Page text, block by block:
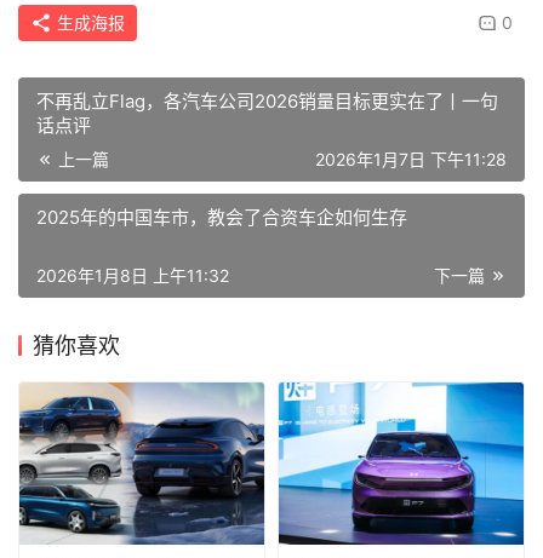
生成海报 0
不再乱立Flag，各汽车公司2026销量目标更实在了丨一句
话点评
上一篇 2026年1月7日 下午11:28
2025年的中国车市，教会了合资车企如何生存
下一篇
2026年1月8日 上午11:32
猜你喜欢